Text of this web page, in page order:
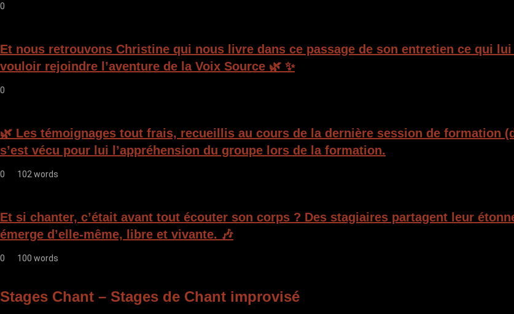
0
Et nous retrouvons Christine qui nous livre dans ce passage de son entretien ce qui
vouloir rejoindre l’aventure de la Voix Source 🌿 ✨
0
🌿 Les témoignages tout frais, recueillis au cours de la dernière session de formation
s’est vécu pour lui l’appréhension du groupe lors de la formation.
0 102 words
Et si chanter, c’était avant tout écouter son corps ? Des stagiaires partagent leur
émerge d’elle-même, libre et vivante. 🎶
0 100 words
Stages Chant – Stages de Chant improvisé